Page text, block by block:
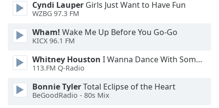
Style
Font
Cyndi Lauper Girls Just Want to Have Fun
WZBG 97.3 FM
Wham! Wake Me Up Before You Go-Go
KICX 96.1 FM
Whitney Houston I Wanna Dance With Somebody
113.FM Q-Radio
Bonnie TylerTotal Eclipse of the Heart
BeGoodRadio - 80s Mix